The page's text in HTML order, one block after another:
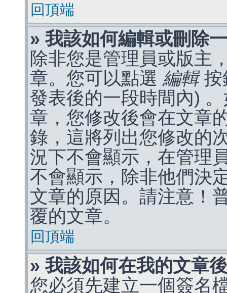
回頂端
» 我該如何編輯或刪除
除非您是管理員或版主
章。您可以點選 編輯按
發表後的一段時間內)
章，您修改後會在文章
錄，這將列出您修改的
況下不會顯示，在管理
不會顯示，除非他們決
文章的原因。請注意！
覆的文章。
回頂端
» 我該如何在我的文章
您必須先建立一個簽名